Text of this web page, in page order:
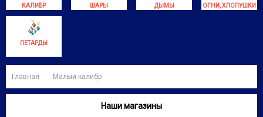
КАЛИБР
ШАРЫ
ДЫМЫ
ОГНИ, ХЛОПУШКИ
ПЕТАРДЫ
Главная Малый калибр
Наши магазины